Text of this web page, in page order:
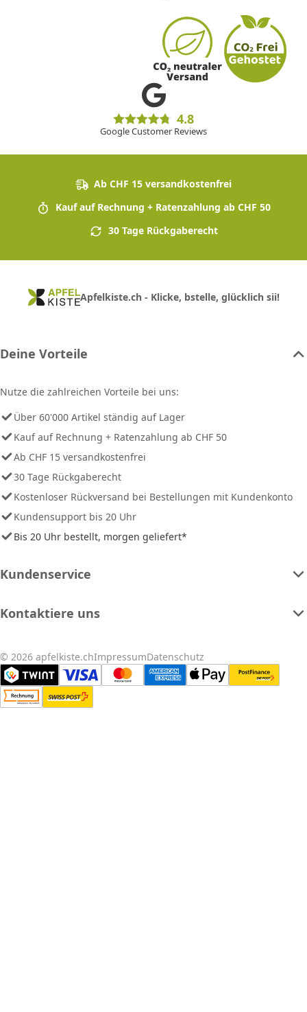
4.8
Google Customer Reviews
Ab CHF 15 versandkostenfrei
Kauf auf Rechnung + Ratenzahlung ab CHF 50
30 Tage Rückgaberecht
Apfelkiste.ch - Klicke, bstelle, glücklich sii!
Deine Vorteile
Nutze die zahlreichen Vorteile bei uns:
Über 60'000 Artikel ständig auf Lager
Kauf auf Rechnung + Ratenzahlung ab CHF 50
Ab CHF 15 versandkostenfrei
30 Tage Rückgaberecht
Kostenloser Rückversand bei Bestellungen mit Kundenkonto
Kundensupport bis 20 Uhr
Bis 20 Uhr bestellt, morgen geliefert*
Kundenservice
Kontaktiere uns
© 2026 apfelkiste.chImpressumDatenschutz